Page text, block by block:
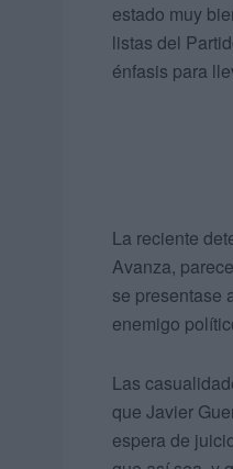
estado muy
listas del
énfasis para
La reciente
Avanza,
se presentase
enemigo
Las
que Javier
espera de